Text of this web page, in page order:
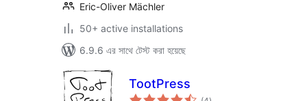
Eric-Oliver Mächler
50+ active installations
6.9.6 এর সাথে টেস্ট করা হয়েছে
TootPress
total